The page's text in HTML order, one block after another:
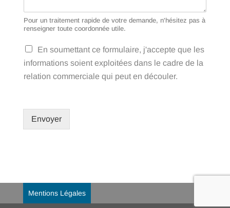
Pour un traitement rapide de votre demande, n'hésitez pas à
renseigner toute coordonnée utile.
En soumettant ce formulaire, j'accepte que les
informations soient exploitées dans le cadre de la
relation commerciale qui peut en découler.
Envoyer
Mentions Légales